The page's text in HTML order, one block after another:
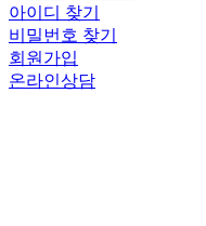
아이디 찾기
비밀번호 찾기
회원가입
온라인상담